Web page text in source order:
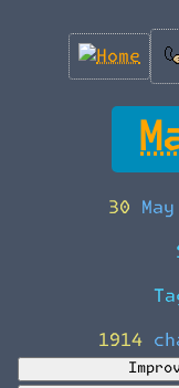
30
1914